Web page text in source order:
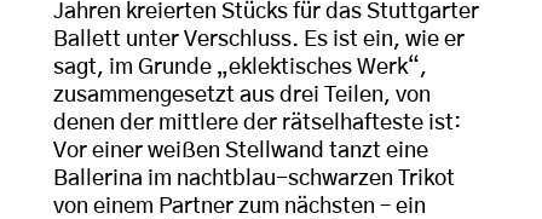
Jahren kreierten Stücks für das Stuttgarter
Ballett unter Verschluss. Es ist ein, wie er
sagt, im Grunde „eklektisches Werk“,
zusammengesetzt aus drei Teilen, von
denen der mittlere der rätselhafteste ist:
Vor einer weißen Stellwand tanzt eine
Ballerina im nachtblau-schwarzen Trikot
von einem Partner zum nächsten – ein